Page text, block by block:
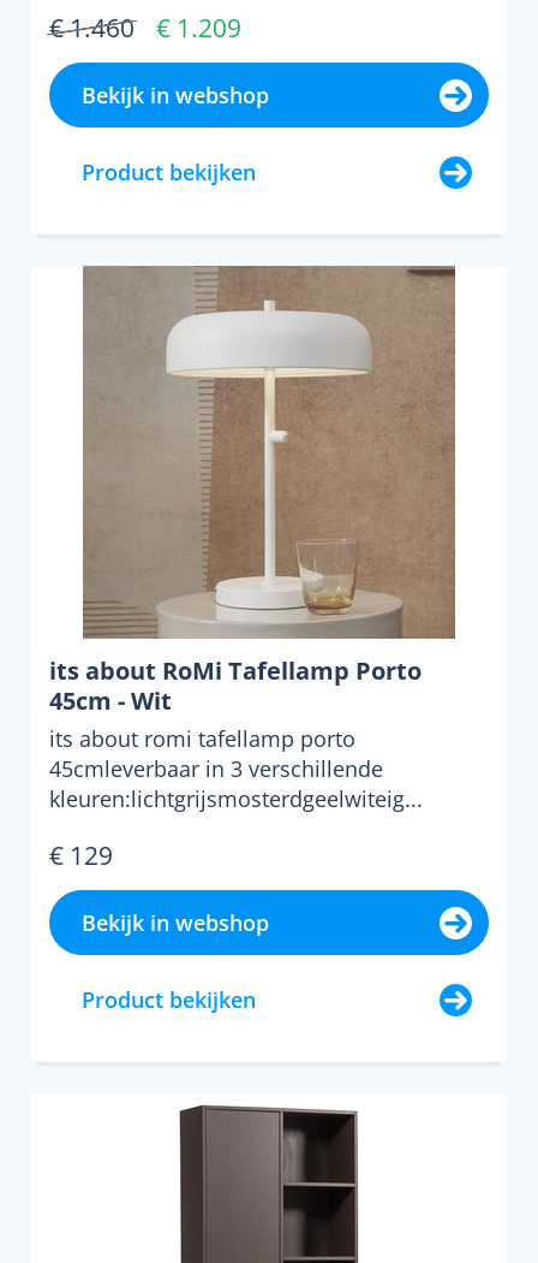
€ 1.460 € 1.209
Bekijk in webshop
Product bekijken
its about RoMi Tafellamp Porto
45cm - Wit
its about romi tafellamp porto
45cmleverbaar in 3 verschillende
kleuren:lichtgrijsmosterdgeelwiteig...
€ 129
Bekijk in webshop
Product bekijken